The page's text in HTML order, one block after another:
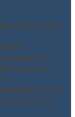
dei carichi e
in materia di
di Lavoro
UNI
CHE C’È DA